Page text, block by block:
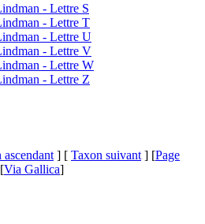
- Lettre S
- Lettre T
- Lettre U
- Lettre V
- Lettre W
- Lettre Z
ascendant ] [ Taxon suivant ] [Page
Via Gallica]